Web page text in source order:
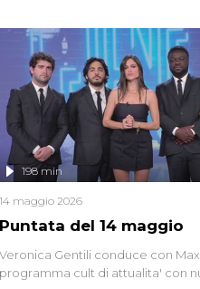
continuano a emergere attorno a
vicende giudiziarie più discusse
anni. Lo speciale ricostruisce la
mettendo in fila testimonianze,
controversi e i protagonisti di
sembra non avere fine.
Puntata del 14 maggio
198 min
14 maggio 2026
Veronica Gentili conduce con
programma cult di attualita' con